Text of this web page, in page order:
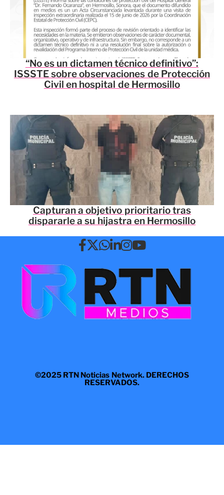
“No es un dictamen técnico definitivo”:
ISSSTE sobre observaciones de Protección
Civil en hospital de Hermosillo
Capturan a objetivo prioritario tras
dispararle a su hijastra en Hermosillo
©2025 RTN Noticias Network. DERECHOS
RESERVADOS.